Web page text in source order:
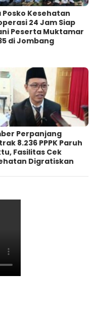
Posko Kesehatan
24 Jam Siap
Peserta Muktamar
di Jombang
Perpanjang
8.236 PPPK Paruh
Fasilitas Cek
Digratiskan